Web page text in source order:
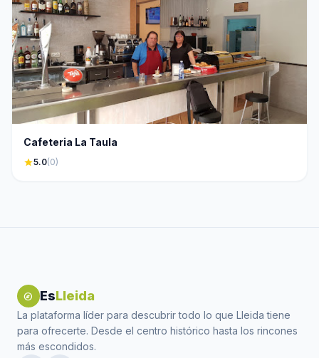
Cafeteria La Taula
star5.0(0)
explore EsLleida
La plataforma líder para descubrir todo lo que Lleida tiene
para ofrecerte. Desde el centro histórico hasta los rincones
más escondidos.